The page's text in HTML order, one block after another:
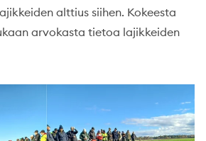
alttius siihen. Kokeesta
arvokasta tietoa lajikkeiden